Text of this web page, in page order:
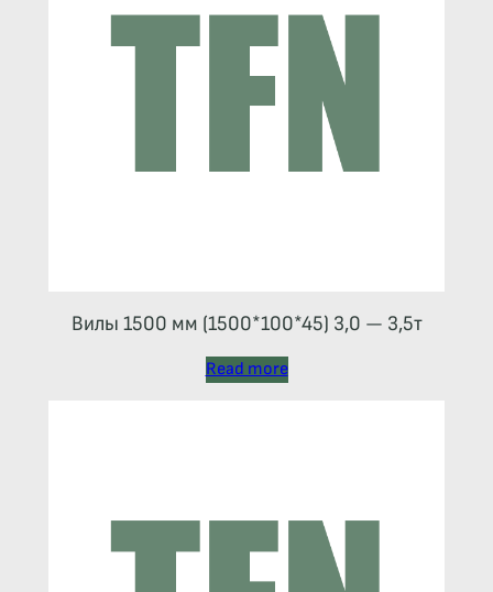
Вилы 1500 мм (1500*100*45) 3,0 — 3,5т
Read more